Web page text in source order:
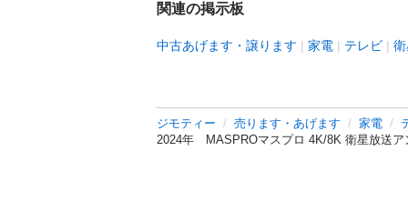
関連の掲示板
中古あげます・譲ります 家電 テレビ
ジモティー 売ります・あげます 家電
2024年 MASPROマスプロ 4K/8K 衛星放送